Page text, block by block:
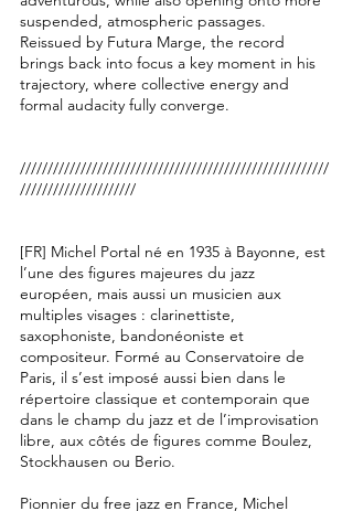
suspended, atmospheric passages.
Reissued by Futura Marge, the record
brings back into focus a key moment in his
trajectory, where collective energy and
formal audacity fully converge.
////////////////////////////////////////////////////////
/////////////////////
[FR] Michel Portal né en 1935 à Bayonne, est
l’une des figures majeures du jazz
européen, mais aussi un musicien aux
multiples visages : clarinettiste,
saxophoniste, bandonéoniste et
compositeur. Formé au Conservatoire de
Paris, il s’est imposé aussi bien dans le
répertoire classique et contemporain que
dans le champ du jazz et de l’improvisation
libre, aux côtés de figures comme Boulez,
Stockhausen ou Berio.
Pionnier du free jazz en France, Michel